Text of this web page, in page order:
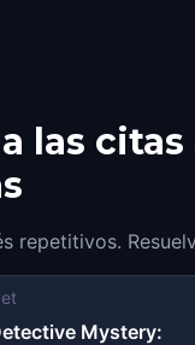
las
repetitivos.
Mystery: